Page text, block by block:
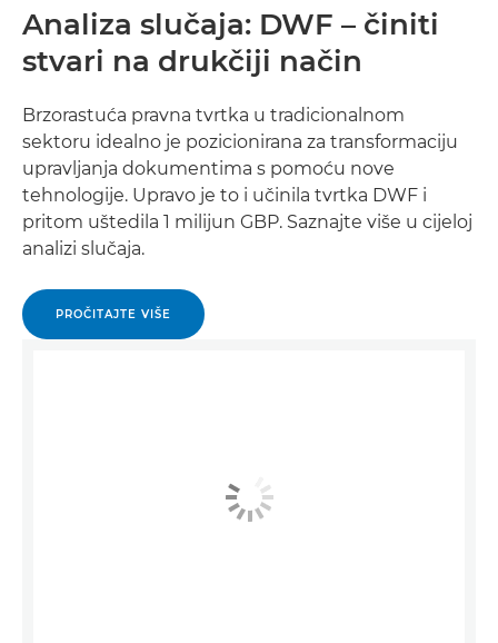
Analiza slučaja: DWF – činiti
stvari na drukčiji način
Brzorastuća pravna tvrtka u tradicionalnom
sektoru idealno je pozicionirana za transformaciju
upravljanja dokumentima s pomoću nove
tehnologije. Upravo je to i učinila tvrtka DWF i
pritom uštedila 1 milijun GBP. Saznajte više u cijeloj
analizi slučaja.
PROČITAJTE VIŠE